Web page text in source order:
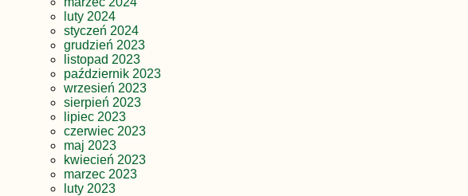
luty 2024
styczeń 2024
grudzień 2023
listopad 2023
październik 2023
wrzesień 2023
sierpień 2023
lipiec 2023
czerwiec 2023
maj 2023
kwiecień 2023
marzec 2023
luty 2023